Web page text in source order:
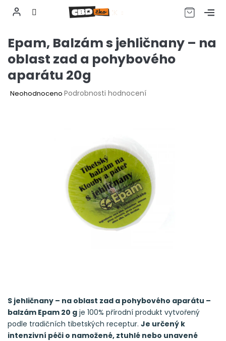
obsah
CZK
Epam, Balzám s jehličnany – na
oblast zad a pohybového
aparátu 20g
Průměrné
Neohodnoceno Podrobnosti hodnocení
S jehličnany – na oblast zad a pohybového aparátu –
balzám Epam 20 g je 100% přírodní produkt vytvořený
podle tradičních tibetských receptur. Je určený k
intenzivní péči o namožené, ztuhlé nebo unavené